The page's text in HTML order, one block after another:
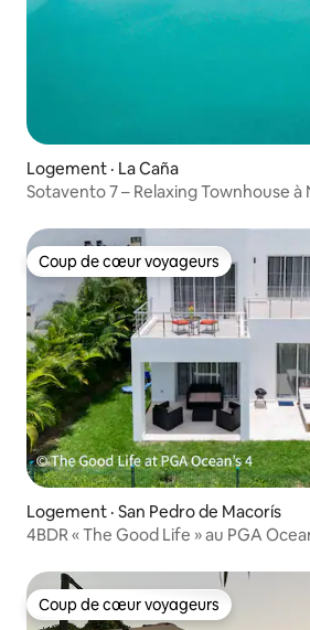
Logement · La Caña
Sotavento 7 – Relaxing Townhouse à
Coup de cœur voyageurs
Coup de cœur voyageurs
Logement · San Pedro de Macorís
4BDR « The Good Life » au PGA
Coup de cœur voyageurs
Coup de cœur voyageurs